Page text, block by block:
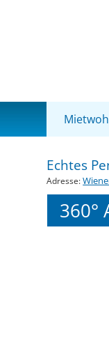
Echtes
Adresse:
360°